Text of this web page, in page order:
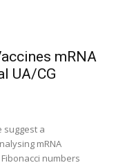
mRNA
UA/CG
suggest a
mRNA
numbers